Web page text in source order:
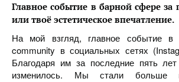
Главное событие в барной сфере за
или твоё эстетическое впечатление.
На мой взгляд, главное событие
community в социальных сетях
Благодаря им за последние пять
изменилось. Мы стали больше